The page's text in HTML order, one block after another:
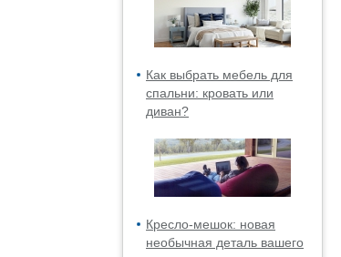
Как выбрать мебель для
спальни: кровать или
диван?
Кресло-мешок: новая
необычная деталь вашего